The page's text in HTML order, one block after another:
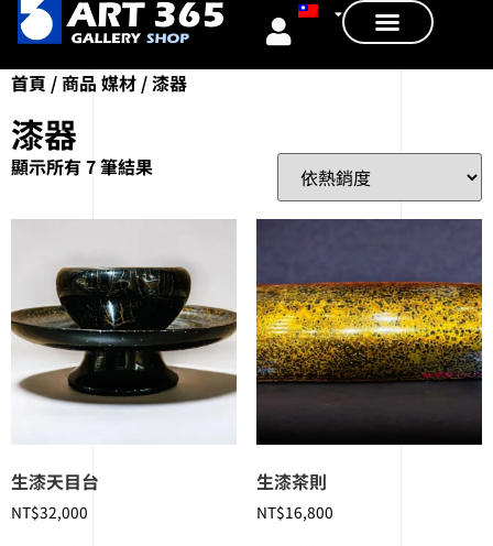
首頁 / 商品 媒材 / 漆器
漆器
顯示所有 7 筆結果
生漆天目台
NT$32,000
生漆茶則
NT$16,800